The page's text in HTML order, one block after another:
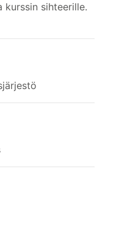
sihteerille.